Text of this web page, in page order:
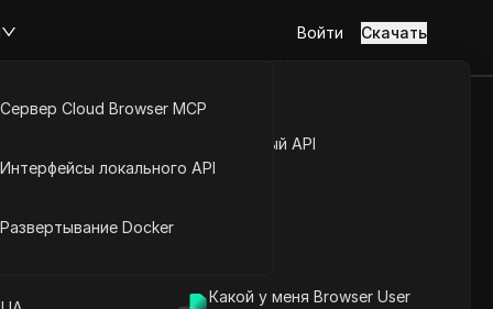
Открытый API
Какой у меня Browser User
Сервер Cloud Browser MCP
Интерфейсы локального API
Развертывание Docker
Войти Скачать
адресов
список IP-адресов и
диапазон адресов и